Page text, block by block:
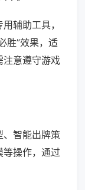
辅助工具，
胜”效果，适
注意遵守游戏
智能出牌策
等操作，通过